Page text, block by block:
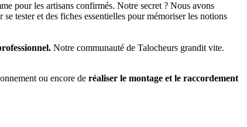
pour les artisans confirmés. Notre secret ? Nous avons
tester et des fiches essentielles pour mémoriser les notions
Notre communauté de Talocheurs grandit vite.
ou encore de réaliser le montage et le raccordement